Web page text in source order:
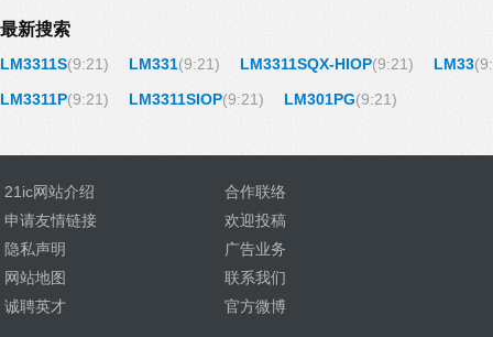
最新搜索
LM3311S(9:21) LM331(9:21) LM3311SQX-HIOP(9:21) LM33
LM3311P(9:21) LM3311SIOP(9:21) LM301PG(9:21)
21ic网站介绍
合作联络
申请友情链接
欢迎投稿
隐私声明
广告业务
网站地图
联系我们
诚聘英才
官方微博